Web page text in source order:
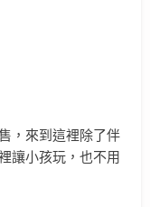
，來到這裡除了伴
讓小孩玩，也不用